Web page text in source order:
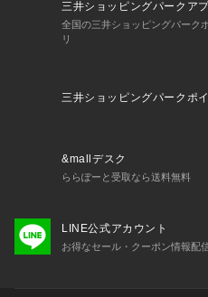
三井ショッピングパークア
全国の三井ショッピングパーク
リ
三井ショッピングパークポ
&mallデスク
ららぽーと受取なら送料無料
LINE公式アカウント
お得なセール・クーポン情報配